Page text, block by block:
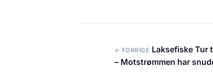
← FORRIGE Laksefiske Tur
– Motstrømmen har